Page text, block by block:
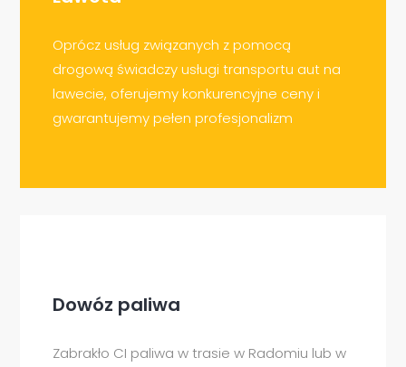
Oprócz usług związanych z pomocą
drogową świadczy usługi transportu aut na
lawecie, oferujemy konkurencyjne ceny i
gwarantujemy pełen profesjonalizm
Dowóz paliwa
Zabrakło CI paliwa w trasie w Radomiu lub w